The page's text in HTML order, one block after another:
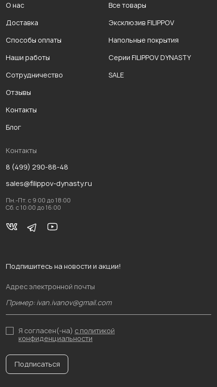
О нас
Доставка
Способы оплаты
Наши работы
Сотрудничество
Отзывы
Контакты
Блог
Все товары
Эксклюзив FILIPPOV
Напольные покрытия
Серии FILIPPOV DYNASTY
SALE
Контакты
8 (499) 290-88-48
sales@filippov-dynasty.ru
Пн.-Пт. с 9:00 до 18:00
Сб. с 10:00 до 16:00
Подпишитесь на новости и акции!
Адрес электронной почты
Я согласен(-на) с политикой
конфиденциальности
Подписаться